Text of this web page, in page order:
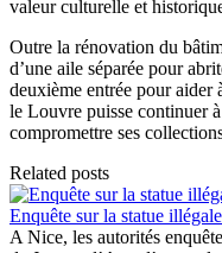
valeur culturelle et
Outre la rénovation du
d’une aile séparée pour
deuxième entrée pour aider
le Louvre puisse continuer
compromettre ses
Related posts
Enquête sur la statue
A Nice, les autorités